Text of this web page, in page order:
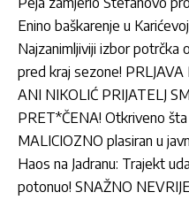
Enino baškarenje u
Najzanimljiviji izbor potrčka
pred kraj sezone! PRLJAVA
ANI NIKOLIĆ PRIJATELJ
PRET*ČENA! Otkriveno
MALICIOZNO plasiran u
Haos na Jadranu: Trajekt
potonuo! SNAŽNO